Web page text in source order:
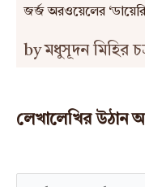
জর্জ অরওয়েলের
by মধুসূদন মিহির
লেখালেখির উঠান